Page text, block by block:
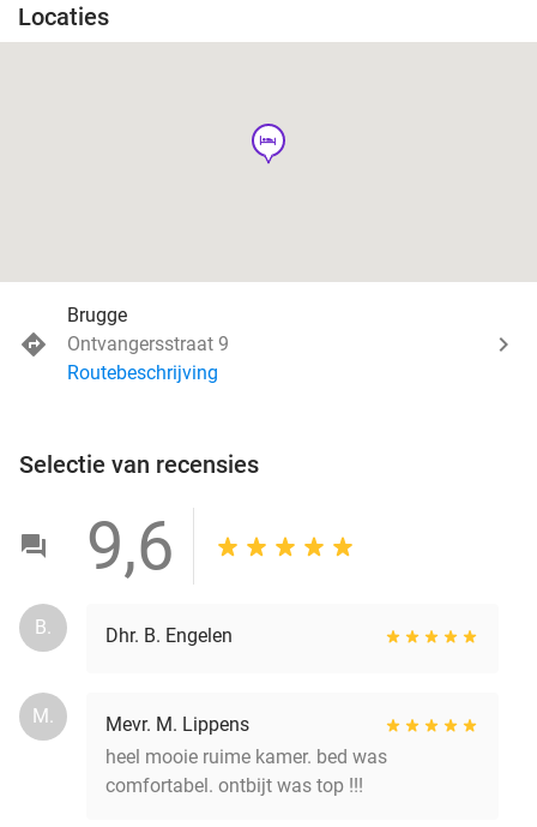
Locaties
hotel
Brugge
Ontvangersstraat 9
Routebeschrijving
Selectie van recensies
9,6
B. Dhr. B. Engelen
M.
Mevr. M. Lippens
heel mooie ruime kamer. bed was
comfortabel. ontbijt was top !!!